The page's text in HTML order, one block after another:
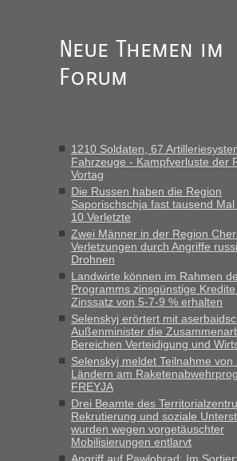
fast 11 Milliarden aufgedeckt
„Am besten wäre natürlich, wenn die
Alleinreisende Männer stehen
Milliarden aufgedeckt
„Kein Zoll. Du musst an sich nur sagen
und du nicht damit handeln willst. So
Originalverpackt ist und ersichlich das
keine Probleme geben“
Recht, Visa und Dokumente •
gebrauchter Kleidung beim Zoll
„Hallo Leute, ich weiß nicht, ob ich hier
Anfrage. Ich möchte 4 Umzugskartons
Straßen Kleidung bei der Einreise in
mitnehmen. Es ist gebrauchte
Berichte und Reisetipps • Re: An
Grenzübergang zwischen Polen und
schnellsten?
„Wir sind mit unserem Wohnmobil, wie
15.6. in Krakovets rüber. Sehr zeitig los
Früh. Mit sehr sehr wenig Verkehr,
Neue Themen im
Forum
1210 Soldaten, 67
Fahrzeuge - Kampfverluste der
Vortag
Die Russen haben die Region
Saporischschja fast tausend
10 Verletzte
Zwei Männer in der Region
Verletzungen durch Angriffe
Drohnen
Landwirte können im Rahmen
Programms zinsgünstige
Zinssatz von 5-7-9 % erhalten
Selenskyj erörtert mit
Außenminister die
Bereichen Verteidigung und
Selenskyj meldet Teilnahme von
Ländern am
FREYJA
Drei Beamte des
Rekrutierung und soziale
wurden wegen vorgetäuschter
Mobilisierungen entlarvt
Angriff auf Pawlohrad: Im